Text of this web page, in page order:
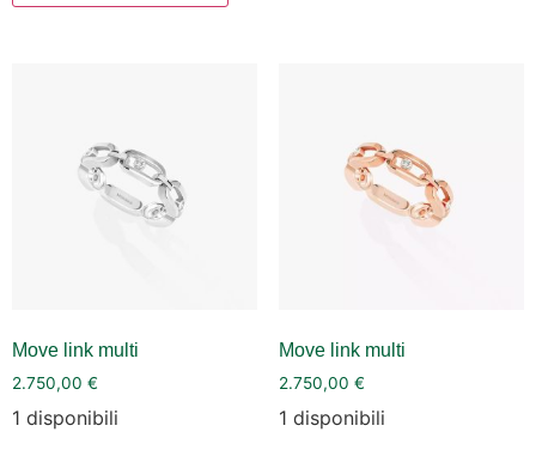
Move link multi
2.750,00 €
1 disponibili
Move link multi
2.750,00 €
1 disponibili